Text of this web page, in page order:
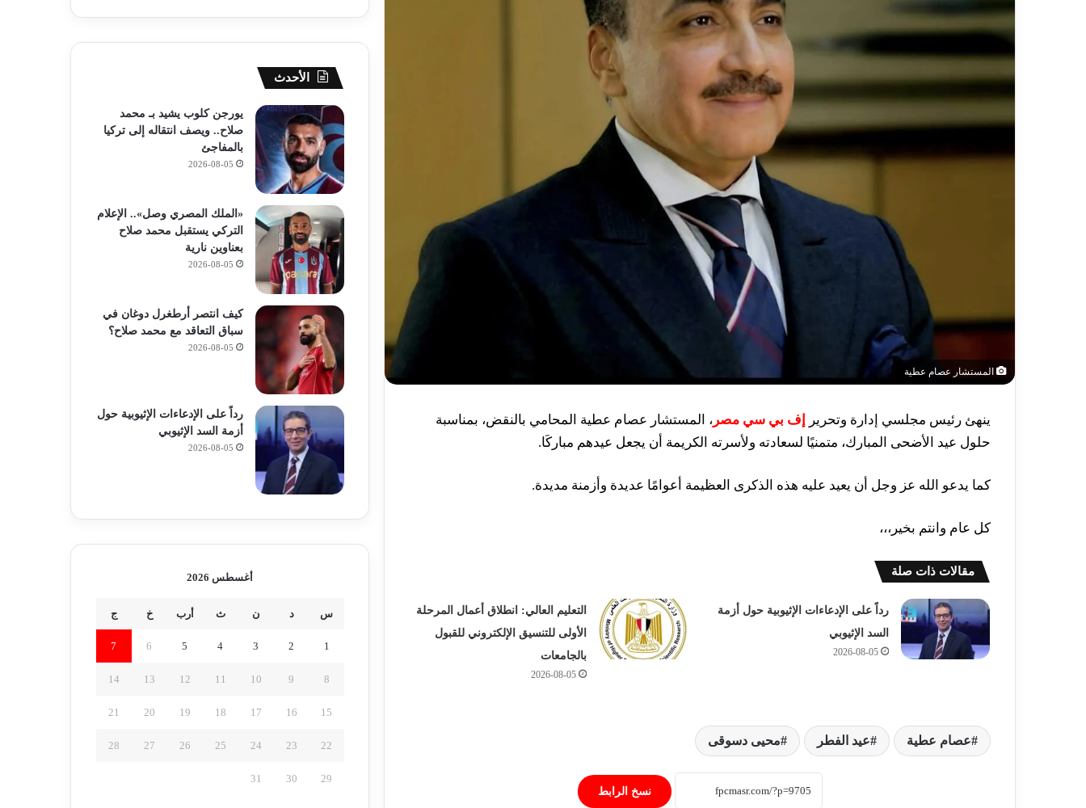
المستشار عصام عطية
ينهئ رئيس مجلسي إدارة وتحرير إف بي سي مصر ، المستشار عصام عطية المحامي بالنقض، بمناسبة
حلول عيد الأضحى المبارك، متمنيًا لسعادته ولأسرته الكريمة أن يجعل عيدهم مباركَا.
كما يدعو الله عز وجل أن يعيد عليه هذه الذكرى العظيمة أعوامًا عديدة وأزمنة مديدة.
كل عام وانتم بخير،،،
مقالات ذات صلة
رداً على الإدعاءات الإثيوبية حول أزمة
السد الإثيوبي
2026-08-05
التعليم العالي: انطلاق أعمال المرحلة
الأولى للتنسيق الإلكتروني للقبول
بالجامعات
2026-08-05
عصام عطية عيد الفطر محيى دسوقى
نسخ الرابطالأرصاد الجوية تكشف درجات الحرارة
المتوقعة العظمى والمحسوسة
الأحدث
يورجن كلوب يشيد بـ محمد
صلاح.. ويصف انتقاله إلى تركيا
بالمفاجئ
2026-08-05
«الملك المصري وصل».. الإعلام
التركي يستقبل محمد صلاح
بعناوين نارية
2026-08-05
كيف انتصر أرطغرل دوغان في
سباق التعاقد مع محمد صلاح؟
2026-08-05
رداً على الإدعاءات الإثيوبية حول
أزمة السد الإثيوبي
2026-08-05
أغسطس 2026
س د ن ث أرب خ ج
1
2
3
4
5
6
7
8
9
10
11
12
13
14
15
16
17
18
19
20
21
22
23
24
25
26
27
28
29
30
31